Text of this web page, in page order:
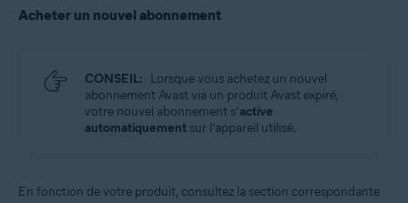
Acheter un nouvel abonnement
CONSEIL: Lorsque vous achetez un nouvel
abonnement Avast via un produit Avast expiré,
votre nouvel abonnement s’active
automatiquement sur l’appareil utilisé.
En fonction de votre produit, consultez la section correspondante